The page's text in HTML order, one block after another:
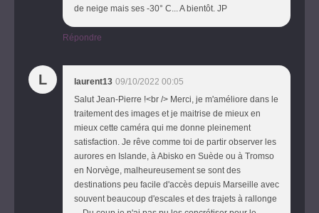
de neige mais ses -30° C... A bientôt. JP
Répondre
L laurent13 09/10/2022 00:05
Salut Jean-Pierre !<br /> Merci, je m'améliore dans le
traitement des images et je maitrise de mieux en
mieux cette caméra qui me donne pleinement
satisfaction. Je rêve comme toi de partir observer les
aurores en Islande, à Abisko en Suède ou à Tromso
en Norvège, malheureusement se sont des
destinations peu facile d'accès depuis Marseille avec
souvent beaucoup d'escales et des trajets à rallonge